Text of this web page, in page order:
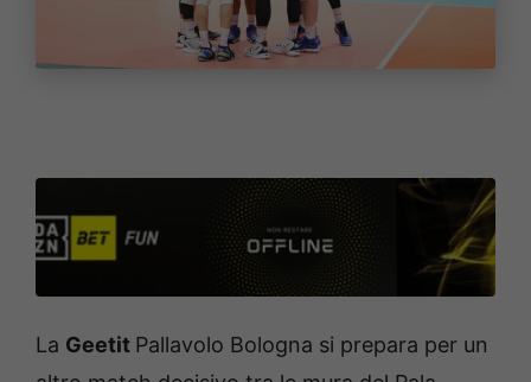
La Geetit Pallavolo Bologna si prepara per un